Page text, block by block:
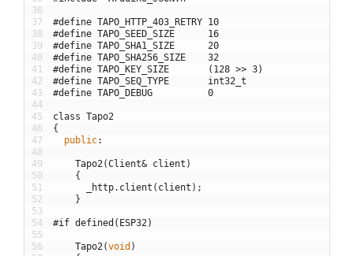
36
37
38
39
40
41
42
43
44
45
46
47
48
49
50
51
52
53
54
55
56
#define TAPO_HTTP_403_RETRY 10
#define TAPO_SEED_SIZE      16
#define TAPO_SHA1_SIZE      20
#define TAPO_SHA256_SIZE    32
#define TAPO_KEY_SIZE       (128 >> 3)
#define TAPO_SEQ_TYPE       int32_t
#define TAPO_DEBUG          0
class Tapo2
{
public:
Tapo2 (Client& client )
{
_http. client ( client ) ;
}
#if defined(ESP32)
Tapo2 (void )